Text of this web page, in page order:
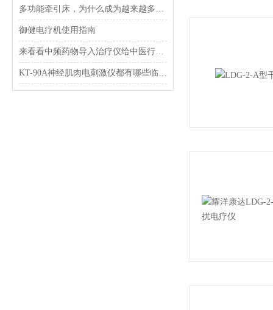
多功能牵引床，为什么成为越来越多人的选择？
御健电疗机使用指南
来看看中频药物导入治疗仪给中医行业带来了哪些辅助？
KT-90A神经肌肉电刺激仪都有哪些临床应用？